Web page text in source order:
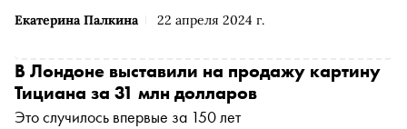
Екатерина Палкина 22 апреля 2024 г.
В Лондоне выставили на продажу картину
Тициана за 31 млн долларов
Это случилось впервые за 150 лет